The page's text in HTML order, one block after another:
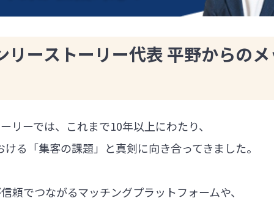
リーストーリー代表 平野からの
リーでは、これまで10年以上にわたり、
る「集客の課題」と真剣に向き合ってきました。
頼でつながるマッチングプラットフォームや、